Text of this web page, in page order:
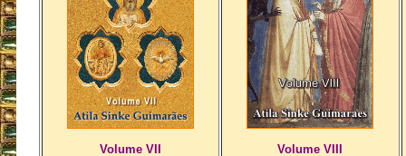
Volume VII Volume VIII